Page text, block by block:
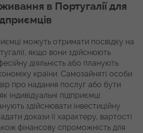
в Португалії для
можуть отримати посвідку на
якщо вони здійснюють
діяльність або планують
країни. Самозайняті особи
про надання послуг або бути
індивідуальні підприємці.
здійснювати інвестиційну
докази її характеру, вартості
фінансову спроможність для